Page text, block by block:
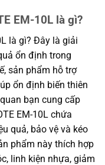
EM-10L là gì?
là gì? Đây là giải
ổn định trong
sản phẩm hỗ trợ
ổn định biến thiên
bạn cung cấp
EM-10L chứa
quả, bảo vệ và kéo
phẩm này thích hợp
linh kiện nhựa, giảm